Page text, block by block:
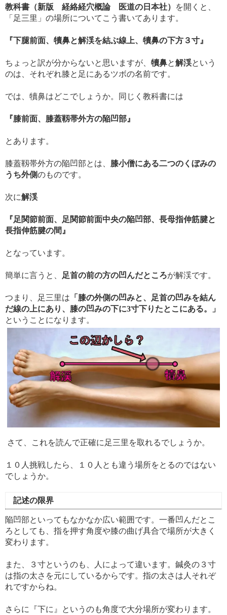
教科書（新版 経絡経穴概論 医道の日本社）
を開くと、
「足三里」の場所についてこう書いてあります。
『下腿前面、犢鼻と解渓を結ぶ線上、犢鼻の下方３寸』
ちょっと訳が分からないと思いますが、 犢鼻と解渓という
のは、それぞれ膝と足にあるツボの名前です。
では、犢鼻はどこでしょうか。同じく教科書には
『膝前面、膝蓋靱帯外方の陥凹部』
とあります。
膝蓋靱帯外方の陥凹部とは、 膝小僧にある二つのくぼみの
うち外側のものです。
次に解渓
『足関節前面、足関節前面中央の陥凹部、長母指伸筋腱と
長指伸筋腱の間』
となっています。
簡単に言うと、 足首の前の方の凹んだところが解渓です。
つまり、足三里は 「膝の外側の凹みと、足首の凹みを結ん
だ線の上にあり、膝の凹みの下に3寸下りたとこにある。」
ということになります。
さて、これを読んで正確に足三里を取れるでしょうか。
１０人挑戦したら、１０人とも違う場所をとるのではない
でしょうか。
記述の限界
陥凹部といってもなかなか広い範囲です。一番凹んだとこ
ろとしても、指を押す角度や膝の曲げ具合で場所が大きく
変わります。
また、３寸というのも、人によって違います。鍼灸の３寸
は指の太さを元にしているからです。指の太さは人それぞ
れですからね。
さらに『下に』というのも角度で大分場所が変わります。